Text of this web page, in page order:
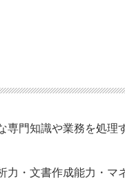
門知識や業務を処理
・文書作成能力・マ